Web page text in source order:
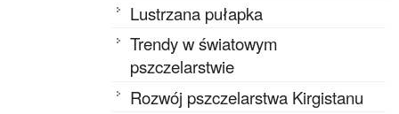
Lustrzana pułapka
Trendy w światowym
pszczelarstwie
Rozwój pszczelarstwa Kirgistanu